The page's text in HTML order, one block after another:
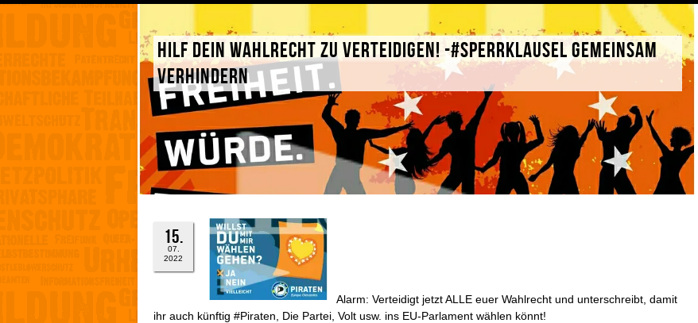
Hilf dein Wahlrecht zu verteidigen! -#Sperrklausel gemeinsam
verhindern
15.
07.
2022
Alarm: Verteidigt jetzt ALLE euer Wahlrecht und unterschreibt, damit
ihr auch künftig #Piraten, Die Partei, Volt usw. ins EU-Parlament wählen könnt!